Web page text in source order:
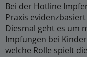
Bei der Hotline
Praxis
Diesmal geht es um
Impfungen bei
welche Rolle spielt